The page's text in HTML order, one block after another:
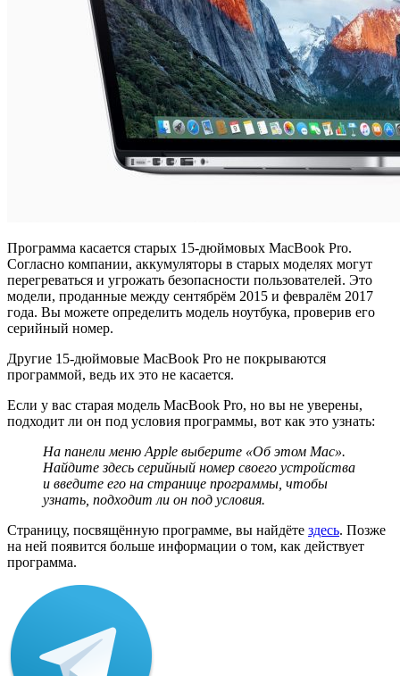
Программа касается старых 15-дюймовых MacBook Pro.
Согласно компании, аккумуляторы в старых моделях могут
перегреваться и угрожать безопасности пользователей. Это
модели, проданные между сентябрём 2015 и февралём 2017
года. Вы можете определить модель ноутбука, проверив его
серийный номер.
Другие 15-дюймовые MacBook Pro не покрываются
программой, ведь их это не касается.
Если у вас старая модель MacBook Pro, но вы не уверены,
подходит ли он под условия программы, вот как это узнать:
На панели меню Apple выберите «Об этом Mac».
Найдите здесь серийный номер своего устройства
и введите его на странице программы, чтобы
узнать, подходит ли он под условия.
Страницу, посвящённую программе, вы найдёте здесь. Позже
на ней появится больше информации о том, как действует
программа.